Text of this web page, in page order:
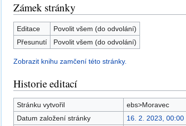
Zámek stránky
Editace
Povolit všem (do odvolání)
Přesunutí
Povolit všem (do odvolání)
Zobrazit knihu zamčení této stránky.
Historie editací
Stránku vytvořil
ebs>Moravec
Datum založení stránky
16. 2. 2023, 00:00